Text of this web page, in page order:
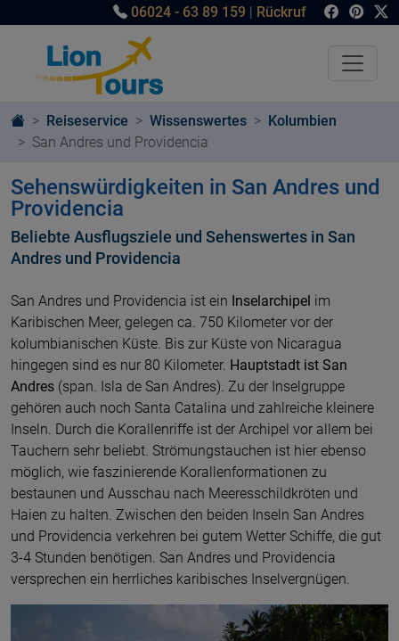
06024 - 63 89 159 | Rückruf
Reiseservice Wissenswertes
Kolumbien
San Andres und Providencia
Sehenswürdigkeiten in San Andres und
Providencia
Beliebte Ausflugsziele und Sehenswertes in San
Andres und Providencia
San Andres und Providencia ist ein Inselarchipel im
Karibischen Meer, gelegen ca. 750 Kilometer vor der
kolumbianischen Küste. Bis zur Küste von Nicaragua
hingegen sind es nur 80 Kilometer. Hauptstadt ist San
Andres (span. Isla de San Andres). Zu der Inselgruppe
gehören auch noch Santa Catalina und zahlreiche kleinere
Inseln. Durch die Korallenriffe ist der Archipel vor allem bei
Tauchern sehr beliebt. Strömungstauchen ist hier ebenso
möglich, wie faszinierende Korallenformationen zu
bestaunen und Ausschau nach Meeresschildkröten und
Haien zu halten. Zwischen den beiden Inseln San Andres
und Providencia verkehren bei gutem Wetter Schiffe, die gut
3-4 Stunden benötigen. San Andres und Providencia
versprechen ein herrliches karibisches Inselvergnügen.